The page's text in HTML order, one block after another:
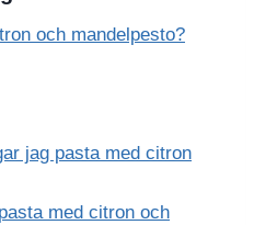
och mandelpesto?
jag pasta med citron
med citron och